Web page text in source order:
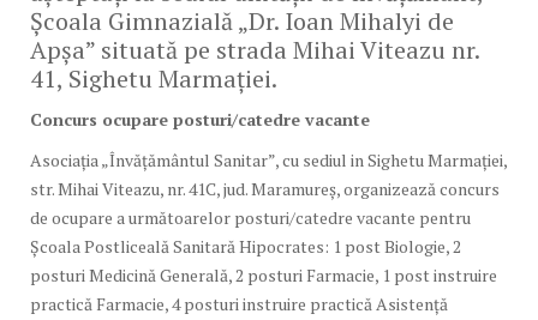
Școala Gimnazială „Dr. Ioan Mihalyi de
Apșa” situată pe strada Mihai Viteazu nr.
41, Sighetu Marmației.
Concurs ocupare posturi/catedre vacante
Asociația „Învățământul Sanitar”, cu sediul in Sighetu Marmației,
str. Mihai Viteazu, nr. 41C, jud. Maramureș, organizează concurs
de ocupare a următoarelor posturi/catedre vacante pentru
Școala Postliceală Sanitară Hipocrates: 1 post Biologie, 2
posturi Medicină Generală, 2 posturi Farmacie, 1 post instruire
practică Farmacie, 4 posturi instruire practică Asistență